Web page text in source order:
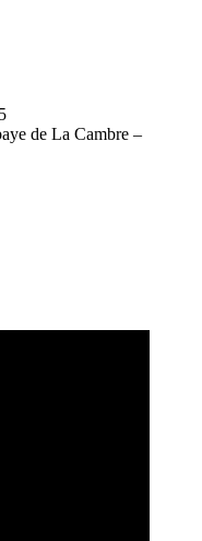
de La Cambre –